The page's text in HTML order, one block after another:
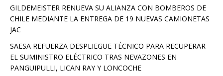
GILDEMEISTER RENUEVA SU ALIANZA CON BOMBEROS DE
CHILE MEDIANTE LA ENTREGA DE 19 NUEVAS CAMIONETAS
JAC
SAESA REFUERZA DESPLIEGUE TÉCNICO PARA RECUPERAR
EL SUMINISTRO ELÉCTRICO TRAS NEVAZONES EN
PANGUIPULLI, LICAN RAY Y LONCOCHE